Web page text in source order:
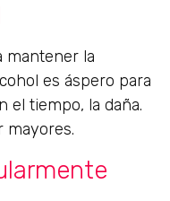
mantener la
es áspero para
el tiempo, la daña.
mayores.